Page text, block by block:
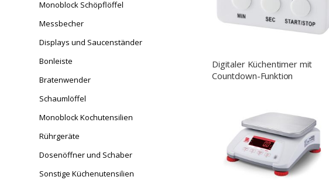
Digitaler Küchentimer mit
Countdown-Funktion
Monoblock Schöpflöffel
Messbecher
Displays und Saucenständer
Bonleiste
Bratenwender
Schaumlöffel
Monoblock Kochutensilien
Rührgeräte
Dosenöffner und Schaber
Sonstige Küchenutensilien